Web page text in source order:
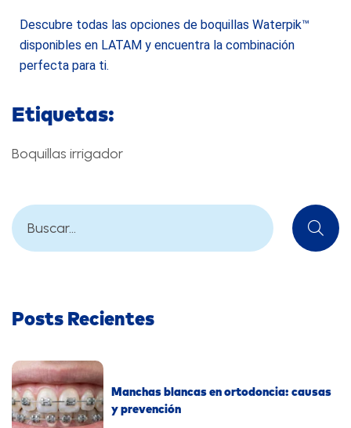
Descubre todas las opciones de boquillas Waterpik™
disponibles en LATAM y encuentra la combinación
perfecta para ti.
Etiquetas:
Boquillas irrigador
Posts Recientes
Manchas blancas en ortodoncia: causas
y prevención